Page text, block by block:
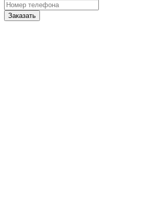
Заказать